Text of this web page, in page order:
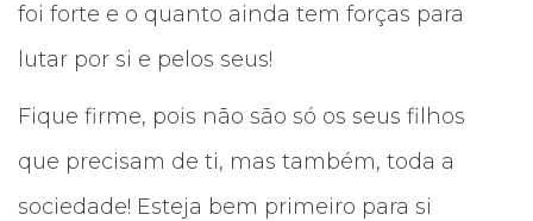
foi forte e o quanto ainda tem forças para
lutar por si e pelos seus!
Fique firme, pois não são só os seus filhos
que precisam de ti, mas também, toda a
sociedade! Esteja bem primeiro para si